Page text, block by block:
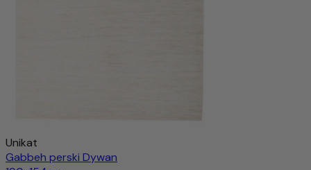
Unikat
Gabbeh perski Dywan